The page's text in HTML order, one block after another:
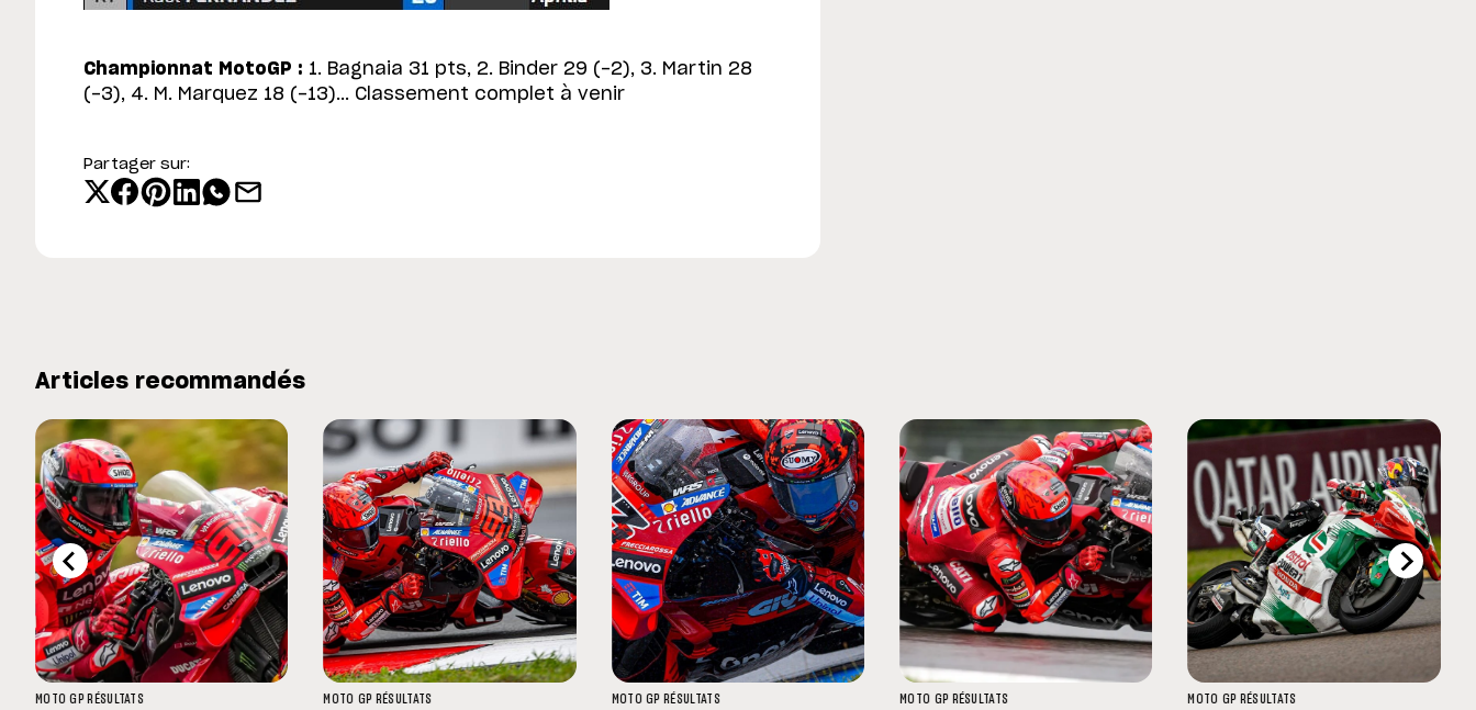
Championnat MotoGP : 1. Bagnaia 31 pts, 2. Binder 29 (-2), 3. Martin 28
(-3), 4. M. Marquez 18 (-13)... Classement complet à venir
Partager sur:
Articles recommandés
MOTO GP RÉSULTATS MOTO GP RÉSULTATS MOTO GP RÉSULTATS MOTO GP RÉSULTATS MOTO GP RÉSULTATS